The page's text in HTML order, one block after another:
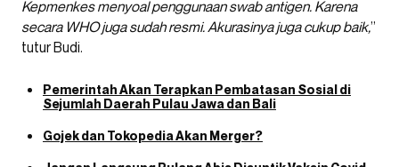
Kepmenkes menyoal penggunaan swab antigen. Karena
secara WHO juga sudah resmi. Akurasinya juga cukup baik,”
tutur Budi.
Pemerintah Akan Terapkan Pembatasan Sosial di
Sejumlah Daerah Pulau Jawa dan Bali
Gojek dan Tokopedia Akan Merger?